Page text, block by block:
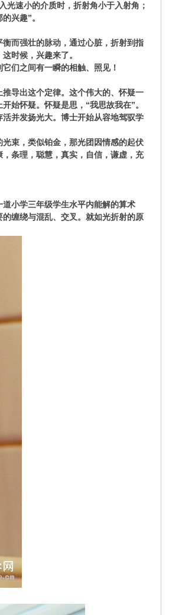
光速小的介质时，折射角小于入射角；
兴趣”。
而强壮的脉动，通过心脏，折射到指
时候，兴趣来了。
们之间有一瞬的相触、照见！
导出这个定律。这个伟大的、怀疑一
始怀疑。怀疑是思，“我思故我在”。
并发扬光大。博士开始从容地驾驭学
束，类似铂金，那光团因情感的起伏
条理，聪慧，真实，自信，谦虚，充
小学三年级学生水平内能解的算术
缠绕与混乱、交叉。就如光折射的原